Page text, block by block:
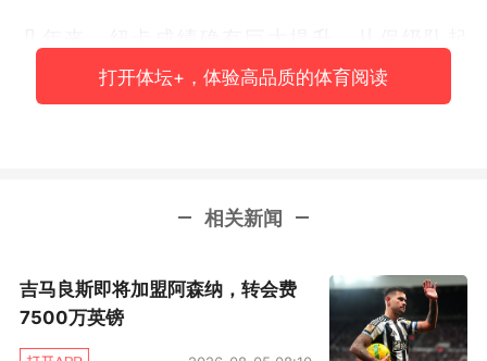
步，短时间内已两次打入欧冠，还终结了长达56
年的奖杯饥荒。不过，该队终究远未实现一些人
中被豪门完全压制。
纽卡发展相对“迟缓”，财政公平政策当为首要原
因，但又并非完全如此。沙特油爹一直没有像曼
城的阿联酋资方，或巴黎圣日耳曼的卡塔尔资方
打开体坛+，体验高品质的体育阅读
相关新闻
吉马良斯即将加盟阿森纳，转会费
7500万英镑